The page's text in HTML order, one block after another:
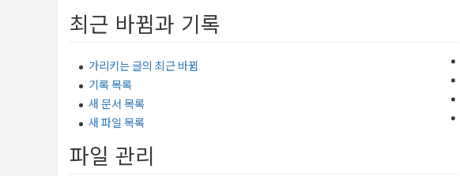
최근 바뀜과 기록
가리키는 글의 최근 바뀜
기록 목록
새 문서 목록
새 파일 목록
파일 관리